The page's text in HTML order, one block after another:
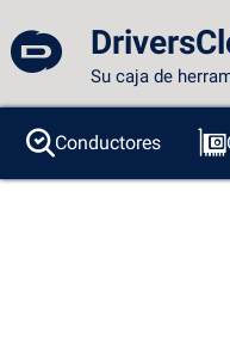
Su caja de
Conductores
Sondas